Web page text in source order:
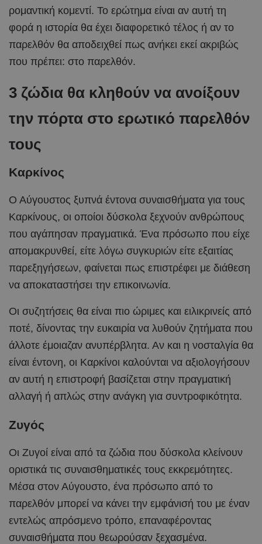
ρομαντική κομεντί. Το ερώτημα είναι αν αυτή τη
φορά η ιστορία θα έχει διαφορετικό τέλος ή αν το
παρελθόν θα αποδειχθεί πως ανήκει εκεί ακριβώς
που πρέπει: στο παρελθόν.
3 ζώδια θα κληθούν να ανοίξουν
την πόρτα στο ερωτικό παρελθόν
τους
Καρκίνος
Ο Αύγουστος ξυπνά έντονα συναισθήματα για τους
Καρκίνους, οι οποίοι δύσκολα ξεχνούν ανθρώπους
που αγάπησαν πραγματικά. Ένα πρόσωπο που είχε
απομακρυνθεί, είτε λόγω συγκυριών είτε εξαιτίας
παρεξηγήσεων, φαίνεται πως επιστρέφει με διάθεση
να αποκαταστήσει την επικοινωνία.
Οι συζητήσεις θα είναι πιο ώριμες και ειλικρινείς από
ποτέ, δίνοντας την ευκαιρία να λυθούν ζητήματα που
άλλοτε έμοιαζαν ανυπέρβλητα. Αν και η νοσταλγία θα
είναι έντονη, οι Καρκίνοι καλούνται να αξιολογήσουν
αν αυτή η επιστροφή βασίζεται στην πραγματική
αλλαγή ή απλώς στην ανάγκη για συντροφικότητα.
Ζυγός
Οι Ζυγοί είναι από τα ζώδια που δύσκολα κλείνουν
οριστικά τις συναισθηματικές τους εκκρεμότητες.
Μέσα στον Αύγουστο, ένα πρόσωπο από το
παρελθόν μπορεί να κάνει την εμφάνισή του με έναν
εντελώς απρόσμενο τρόπο, επαναφέροντας
συναισθήματα που θεωρούσαν ξεχασμένα.